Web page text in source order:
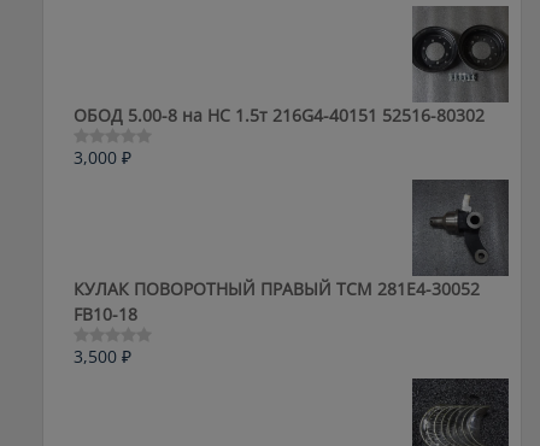
ОБОД 5.00-8 на HC 1.5т 216G4-40151 52516-80302
Оценка
3,000 ₽
КУЛАК ПОВОРОТНЫЙ ПРАВЫЙ ТСМ 281E4-30052
FB10-18
Оценка
3,500 ₽